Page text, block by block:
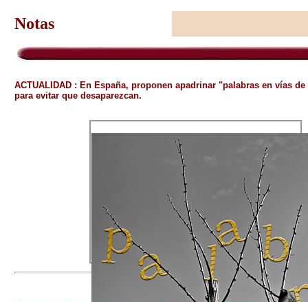
Notas
ACTUALIDAD : En España, proponen apadrinar "palabras en vías
para evitar que desaparezcan.